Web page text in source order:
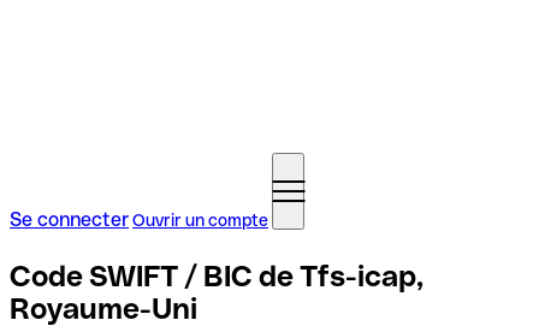
Se connecterOuvrir un compte
Code SWIFT / BIC de Tfs-icap,
Royaume-Uni